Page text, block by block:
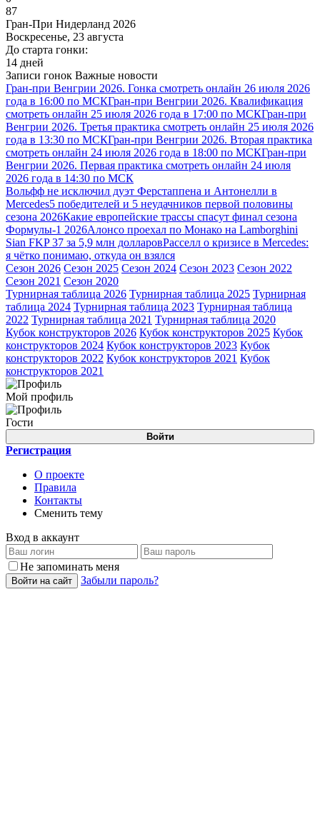
87
Гран-При Нидерланд 2026
Воскресенье, 23 августа
До старта гонки:
14 дней
Записи гонок Важные новости
Гран-при Венгрии 2026. Гонка смотреть онлайн 26 июля 2026
года в 16:00 по МСКГран-при Венгрии 2026. Квалификация
смотреть онлайн 25 июля 2026 года в 17:00 по МСКГран-при
Венгрии 2026. Третья практика смотреть онлайн 25 июля 2026
года в 13:30 по МСКГран-при Венгрии 2026. Вторая практика
смотреть онлайн 24 июля 2026 года в 18:00 по МСКГран-при
Венгрии 2026. Первая практика смотреть онлайн 24 июля
2026 года в 14:30 по МСК
Вольфф не исключил дуэт Ферстаппена и Антонелли в
Mercedes5 победителей и 5 неудачников первой половины
сезона 2026Какие европейские трассы спасут финал сезона
Формулы-1 2026Алонсо проехал по Монако на Lamborghini
Sian FKP 37 за 5,9 млн долларовРасселл о кризисе в Mercedes:
я чётко понимаю, откуда он взялся
Сезон 2026 Сезон 2025 Сезон 2024 Сезон 2023 Сезон 2022
Сезон 2021 Сезон 2020
Турнирная таблица 2026 Турнирная таблица 2025 Турнирная
таблица 2024 Турнирная таблица 2023 Турнирная таблица
2022 Турнирная таблица 2021 Турнирная таблица 2020
Кубок конструкторов 2026 Кубок конструкторов 2025 Кубок
конструкторов 2024 Кубок конструкторов 2023 Кубок
конструкторов 2022 Кубок конструкторов 2021 Кубок
конструкторов 2021
Мой профиль
Гости
Войти
Регистрация
О проекте
Правила
Контакты
Сменить тему
Вход в аккаунт
Не запоминать меня
Войти на сайт Забыли пароль?